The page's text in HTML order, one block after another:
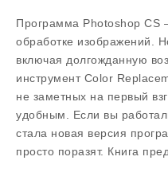
Программа Photoshop CS
обработке изображений.
включая долгожданную
инструмент Color
не заметных на первый
удобным. Если вы
стала новая версия
просто поразят. Книга